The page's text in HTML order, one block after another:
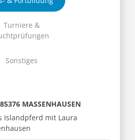
Turniere &
Sonstiges
MASSENHAUSEN
Islandpferd mit Laura